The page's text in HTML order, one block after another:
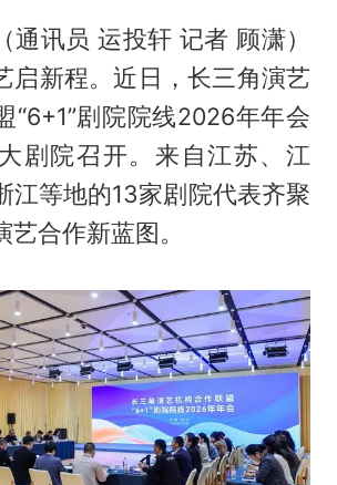
通讯员 运投轩 记者 顾潇）
启新程。近日，长三角演艺
“6+1”剧院院线2026年年会
剧院召开。来自江苏、江
江等地的13家剧院代表齐聚
合作新蓝图。